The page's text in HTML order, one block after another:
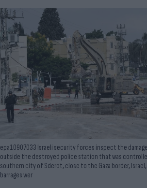
epa10907033 Israeli security forces inspect the
outside the destroyed police station that was
southern city of Sderot, close to the Gaza border,
barrages wer